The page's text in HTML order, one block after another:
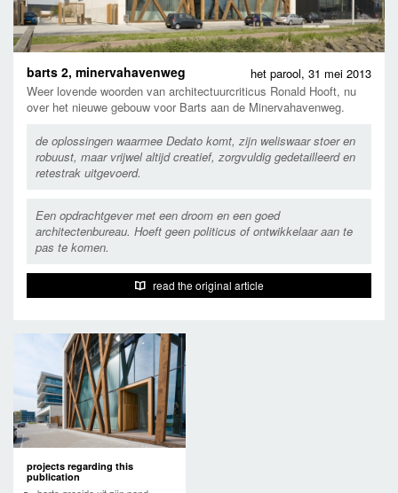
barts 2, minervahavenweg het parool, 31 mei 2013
Weer lovende woorden van architectuurcriticus Ronald Hooft, nu
over het nieuwe gebouw voor Barts aan de Minervahavenweg.
de oplossingen waarmee Dedato komt, zijn weliswaar stoer en
robuust, maar vrijwel altijd creatief, zorgvuldig gedetailleerd en
retestrak uitgevoerd.
Een opdrachtgever met een droom en een goed
architectenbureau. Hoeft geen politicus of ontwikkelaar aan te
pas te komen.
read the original article
projects regarding this
publication